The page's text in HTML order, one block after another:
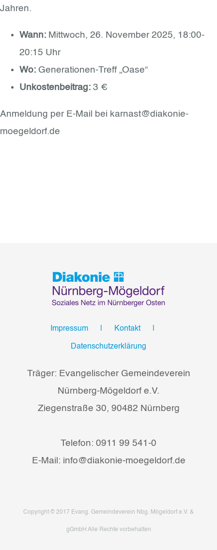
Jahren.
Wann: Mittwoch, 26. November 2025, 18:00-
20:15 Uhr
Wo: Generationen-Treff „Oase“
Unkostenbeitrag: 3 €
Anmeldung per E-Mail bei karnast@diakonie-
moegeldorf.de
Impressum Kontakt
Datenschutzerklärung
Träger: Evangelischer Gemeindeverein
Nürnberg-Mögeldorf e.V.
Ziegenstraße 30, 90482 Nürnberg
Telefon: 0911 99 541-0
E-Mail: info@diakonie-moegeldorf.de
Copyright © 2017 Evang. Gemeindeverein Nbg. Mögeldorf e.V. &
gGmbH Alle Rechte vorbehalten